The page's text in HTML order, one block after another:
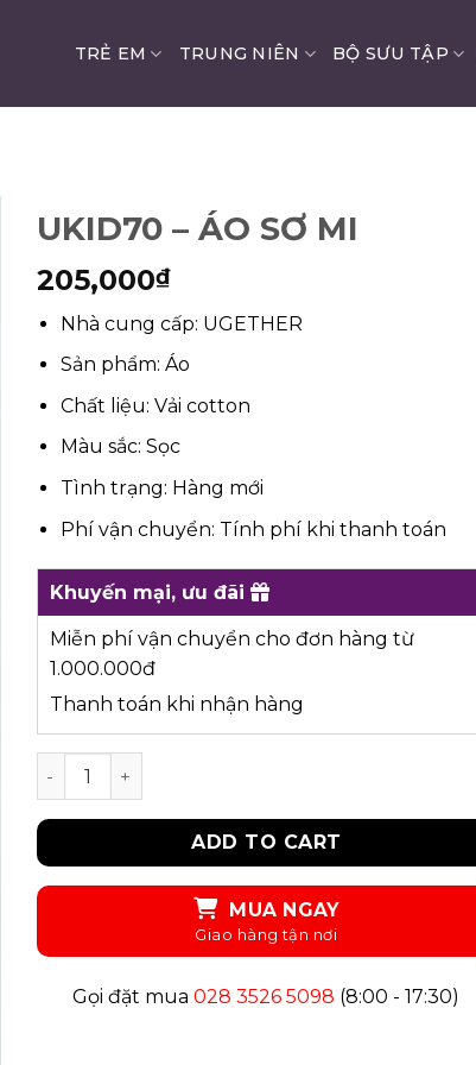
TRẺ EM TRUNG NIÊN BỘ SƯU TẬP
UKID70 – ÁO SƠ MI
205,000₫
Nhà cung cấp: UGETHER
Sản phẩm: Áo
Chất liệu: Vải cotton
Màu sắc: Sọc
Tình trạng: Hàng mới
Phí vận chuyển: Tính phí khi thanh toán
Khuyến mại, ưu đãi
Miễn phí vận chuyển cho đơn hàng từ
1.000.000đ
Thanh toán khi nhận hàng
UKID70 - ÁO SƠ MI quantity
ADD TO CART
MUA NGAY
Gọi đặt mua028 3526 5098 (8:00 - 17:30)